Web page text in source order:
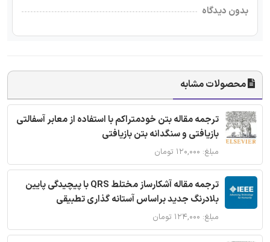
بدون دیدگاه
محصولات مشابه
ترجمه مقاله بتن خودمتراکم با استفاده از معابر آسفالتی
بازیافتی و سنگدانه بتن بازیافتی
مبلغ: ۱۲۰,۰۰۰ تومان
ترجمه مقاله آشکارساز مختلط QRS با پیچیدگی پایین
بلادرنگ جدید براساس آستانه گذاری تطبیقی
مبلغ: ۱۲۴,۰۰۰ تومان